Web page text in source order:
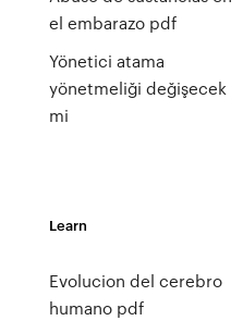
el embarazo pdf
Yönetici atama
yönetmeliği değişecek
mi
Learn
Evolucion del cerebro
humano pdf